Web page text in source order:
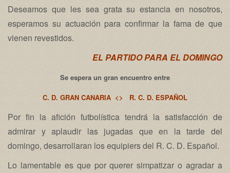
Deseamos que les sea grata su estancia en nosotros,
esperamos su actuación para confirmar la fama de que
vienen revestidos.
EL PARTIDO PARA EL DOMINGO
Se espera un gran encuentro entre
C. D. GRAN CANARIA <> R. C. D. ESPAÑOL
Por fin la afición futbolística tendrá la satisfacción de
admirar y aplaudir las jugadas que en la tarde del
domingo, desarrollaran los equipiers del R. C. D. Español.
Lo lamentable es que por querer simpatizar o agradar a